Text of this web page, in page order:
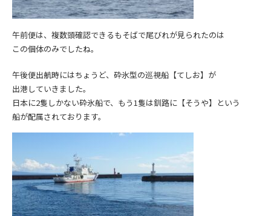
午前便は、複数頭確認できるもそばで尾びれが見られたのは
この個体のみでしたね。
午後便出航時にはちょうど、砕氷型の巡視船【てしお】が
出港していきました。
日本に2隻しかない砕氷船で、もう1隻は釧路に【そうや】という
船が配属されております。